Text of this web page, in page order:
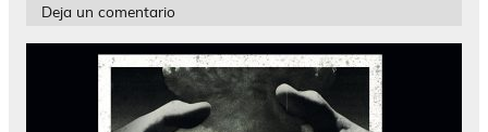
Deja un comentario